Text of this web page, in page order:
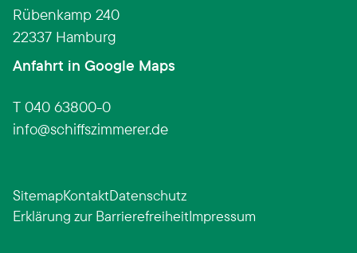
Rübenkamp 240
22337 Hamburg
Anfahrt in Google Maps
T 040 63800-0
info
schiffszimmerer.de
SitemapKontaktDatenschutz
Erklärung zur BarrierefreiheitImpressum